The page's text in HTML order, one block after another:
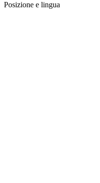
Posizione e lingua